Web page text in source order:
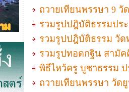
ถวายเทียนพรรษา 9 วั
รวมรูปปฎิบัติธรรมประ
รวมรูปปฎิบัติธรรม วัด
รวมรูปทอดกฐิน สามัค
พิธีไหว้ครู บูชาธรรม ป
ถวายเทียนพรรษา วัด